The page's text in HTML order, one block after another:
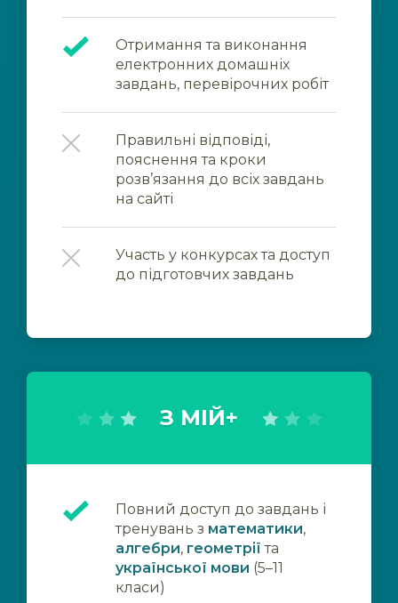
Отримання та виконання
електронних домашніх
завдань, перевірочних робіт
Правильні відповіді,
пояснення та кроки
розв’язання до всіх завдань
на сайті
Участь у конкурсах та доступ
до підготовчих завдань
З МІЙ+
Повний доступ до завдань і
тренувань з математики,
алгебри, геометрії та
української мови (5–11
класи)